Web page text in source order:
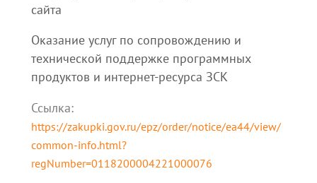
сайта
Оказание услуг по сопровождению и
технической поддержке программных
продуктов и интернет-ресурса ЗСК
Ссылка:
https://zakupki.gov.ru/epz/order/notice/ea44/view/
common-info.html?
regNumber=0118200004221000076